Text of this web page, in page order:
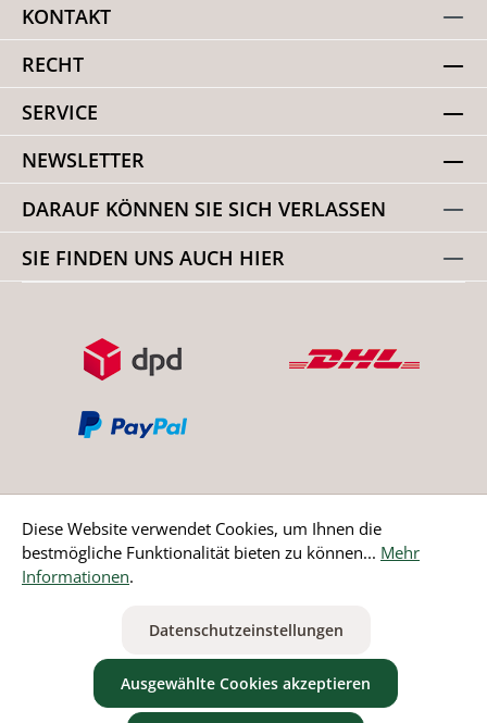
KONTAKT
RECHT
SERVICE
NEWSLETTER
DARAUF KÖNNEN SIE SICH VERLASSEN
SIE FINDEN UNS AUCH HIER
Bestellung widerrufen
ausgenommen Nicht EU-Länder
Diese Website verwendet Cookies, um Ihnen die
bestmögliche Funktionalität bieten zu können... Mehr
Informationen.
Datenschutzeinstellungen
Ausgewählte Cookies akzeptieren